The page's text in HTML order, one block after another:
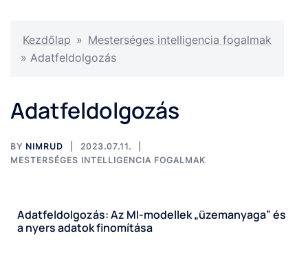
Kezdőlap » Mesterséges intelligencia fogalmak
» Adatfeldolgozás
Adatfeldolgozás
BY NIMRUD
2023.07.11.
MESTERSÉGES INTELLIGENCIA FOGALMAK
Adatfeldolgozás: Az MI-modellek „üzemanyaga” és
a nyers adatok finomítása